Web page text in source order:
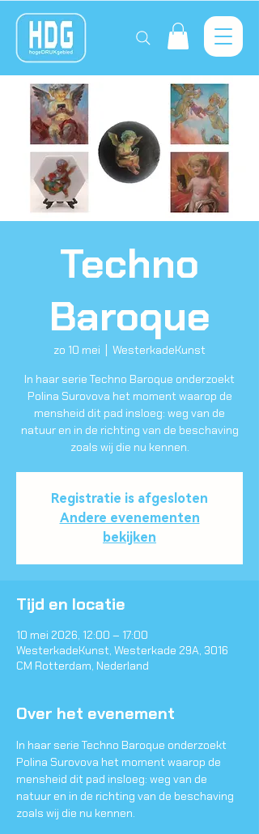
Techno
Baroque
zo 10 mei
WesterkadeKunst
In haar serie Techno Baroque onderzoekt
Polina Surovova het moment waarop de
mensheid dit pad insloeg: weg van de
natuur en in de richting van de beschaving
zoals wij die nu kennen.
Registratie is afgesloten
Andere evenementen
bekijken
Tijd en locatie
10 mei 2026, 12:00 – 17:00
WesterkadeKunst, Westerkade 29A, 3016
CM Rotterdam, Nederland
Over het evenement
In haar serie Techno Baroque onderzoekt
Polina Surovova het moment waarop de
mensheid dit pad insloeg: weg van de
natuur en in de richting van de beschaving
zoals wij die nu kennen.